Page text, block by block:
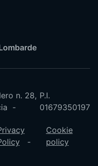
n. 28, P.I.
01679350197
Cookie
policy